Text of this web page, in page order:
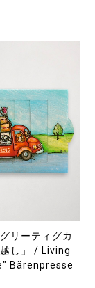
リーティグカ
し」 / Living
Bärenpresse